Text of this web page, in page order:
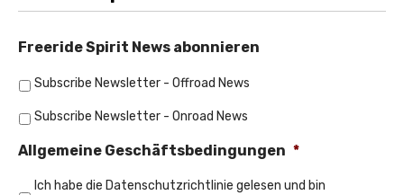
Freeride Spirit News abonnieren
Subscribe Newsletter - Offroad News
Subscribe Newsletter - Onroad News
Allgemeine Geschäftsbedingungen *
Ich habe die Datenschutzrichtlinie gelesen und bin